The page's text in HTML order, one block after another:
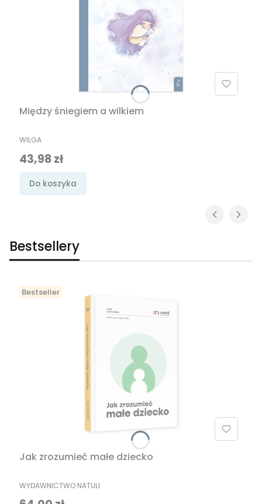
Między śniegiem a wilkiem
PRODUCENT
WILGA
Cena promocyjna
43,98 zł
Do koszyka
Bestsellery
Bestseller
Jak zrozumieć małe dziecko
PRODUCENT
WYDAWNICTWO NATULI